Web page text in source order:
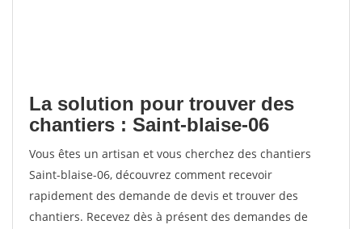
La solution pour trouver des
chantiers : Saint-blaise-06
Vous êtes un artisan et vous cherchez des chantiers
Saint-blaise-06, découvrez comment recevoir
rapidement des demande de devis et trouver des
chantiers. Recevez dès à présent des demandes de